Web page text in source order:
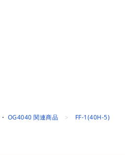
・ OG4040 関連商品 FF-1(40H-5)